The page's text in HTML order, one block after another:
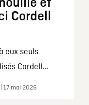
et
Cordell
eux seuls
Cordell...
17 mai 2026